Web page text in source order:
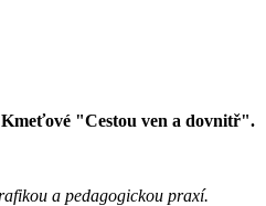
"Cestou ven a dovnitř".
a pedagogickou praxí.